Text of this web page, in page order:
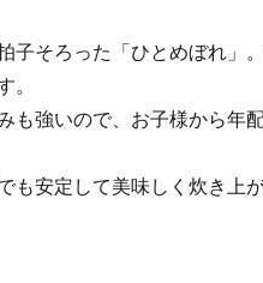
子そろった「ひとめぼれ」
。
も強いので、お子様から年
も安定して美味しく炊き上